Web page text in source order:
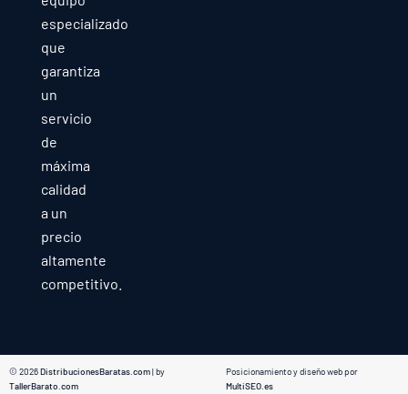
especializado
que
garantiza
un
servicio
de
máxima
calidad
a un
precio
altamente
competitivo.
© 2026DistribucionesBaratas.com| by
TallerBarato.com
Posicionamiento y diseño web por
MultiSEO.es